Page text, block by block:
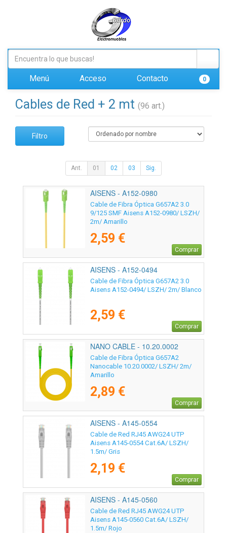
Menú Acceso Contacto 0
Cables de Red + 2 mt (96 art.)
Filtro
Ant. 01 02 03 Sig.
AISENS - A152-0980
Cable de Fibra Óptica G657A2 3.0
9/125 SMF Aisens A152-0980/ LSZH/
2m/ Amarillo
2,59 €
Comprar
AISENS - A152-0494
Cable de Fibra Óptica G657A2 3.0
Aisens A152-0494/ LSZH/ 2m/ Blanco
2,59 €
Comprar
NANO CABLE - 10.20.0002
Cable de Fibra Óptica G657A2
Nanocable 10.20.0002/ LSZH/ 2m/
Amarillo
2,89 €
Comprar
AISENS - A145-0554
Cable de Red RJ45 AWG24 UTP
Aisens A145-0554 Cat.6A/ LSZH/
1.5m/ Gris
2,19 €
Comprar
AISENS - A145-0560
Cable de Red RJ45 AWG24 UTP
Aisens A145-0560 Cat.6A/ LSZH/
1.5m/ Rojo